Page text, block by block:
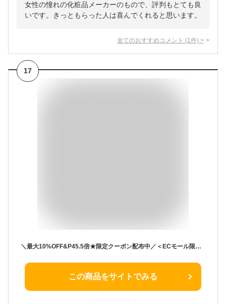
女性の憧れの化粧品メーカーのもので、評判もとても良
いです。きっともらった人は喜んでくれると思います。
全てのおすすめコメント (1 件) >
17
＼最大10%OFF&P45.5倍★限定クーポン配布中／＜ECモール限定＞ 美容液 化粧水・乳液状美容液スペシャルセット 薬用 保湿 洗顔料 メイク落とし 乾燥 小じわ 敏感肌 トラネキサム酸 グリチルリチン酸2K 朝用・夜用 ローション モイスト パーフェクション リフトホワイト
この商品をサイトでみる